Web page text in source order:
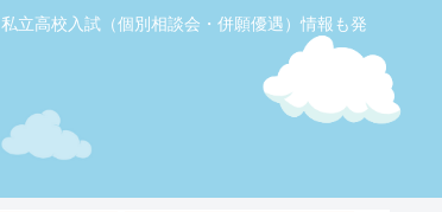
立高校入試（個別相談会・併願優遇）情報も発